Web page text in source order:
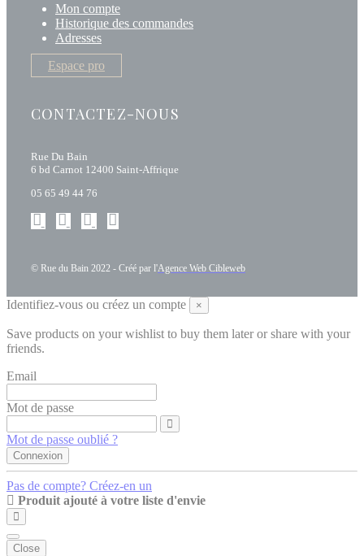
Mon compte
Historique des commandes
Adresses
Espace pro
CONTACTEZ-NOUS
Rue Du Bain
6 bd Carnot 12400 Saint-Affrique
05 65 49 44 76
© Rue du Bain 2022 - Créé par l'Agence Web Cibleweb
Identifiez-vous ou créez un compte ×
Save products on your wishlist to buy them later or share with your
friends.
Email
Mot de passe
Mot de passe oublié ?
Connexion
Pas de compte? Créez-en un
Produit ajouté à votre liste d'envie
Close